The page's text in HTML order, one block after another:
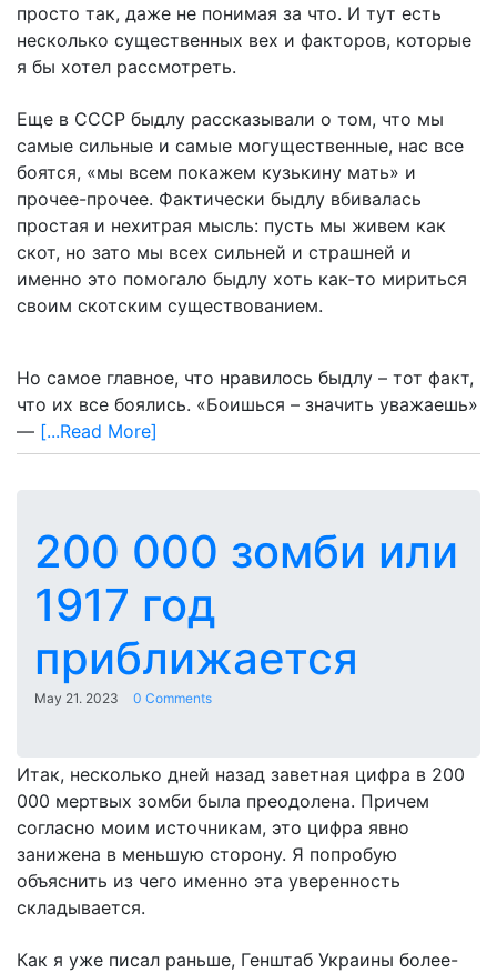
просто так, даже не понимая за что. И тут есть
несколько существенных вех и факторов, которые
я бы хотел рассмотреть.
Еще в СССР быдлу рассказывали о том, что мы
самые сильные и самые могущественные, нас все
боятся, «мы всем покажем кузькину мать» и
прочее-прочее. Фактически быдлу вбивалась
простая и нехитрая мысль: пусть мы живем как
скот, но зато мы всех сильней и страшней и
именно это помогало быдлу хоть как-то мириться
своим скотским существованием.
Но самое главное, что нравилось быдлу – тот факт,
что их все боялись. «Боишься – значить уважаешь»
— [...Read More]
200 000 зомби или
1917 год
приближается
May 21. 2023 0 Comments
Итак, несколько дней назад заветная цифра в 200
000 мертвых зомби была преодолена. Причем
согласно моим источникам, это цифра явно
занижена в меньшую сторону. Я попробую
объяснить из чего именно эта уверенность
складывается.
Как я уже писал раньше, Генштаб Украины более-